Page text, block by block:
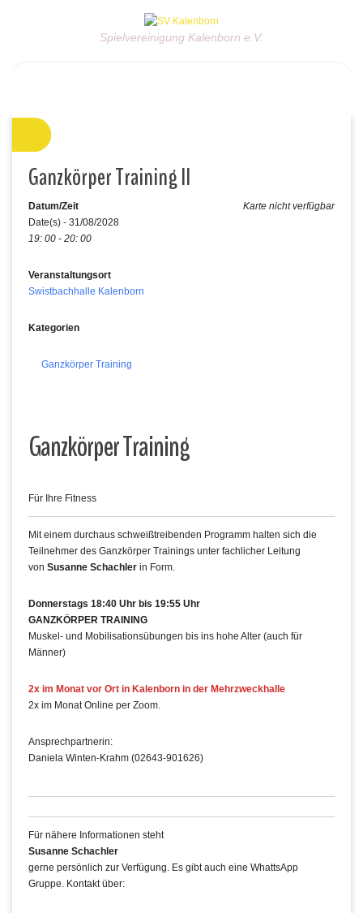
Spielvereinigung Kalenborn e.V.
Ganzkörper Training II
Karte nicht verfügbar
Datum/Zeit
Date(s) - 31/08/2028
19: 00 - 20: 00
Veranstaltungsort
Swistbachhalle Kalenborn
Kategorien
Ganzkörper Training
Ganzkörper Training
Für Ihre Fitness
Mit einem durchaus schweißtreibenden Programm halten sich die
Teilnehmer des Ganzkörper Trainings unter fachlicher Leitung
von Susanne Schachler in Form.
Donnerstags 18:40 Uhr bis 19:55 Uhr
GANZKÖRPER TRAINING
Muskel- und Mobilisationsübungen bis ins hohe Alter (auch für
Männer)
2x im Monat vor Ort in Kalenborn in der Mehrzweckhalle
2x im Monat Online per Zoom.
Ansprechpartnerin:
Daniela Winten-Krahm (02643-901626)
Für nähere Informationen steht
Susanne Schachler
gerne persönlich zur Verfügung. Es gibt auch eine WhattsApp
Gruppe. Kontakt über: